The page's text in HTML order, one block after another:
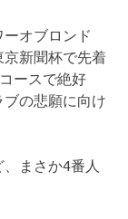
オブロンド
新聞杯で先着
ースで絶好
の悲願に向け
まさか4番人